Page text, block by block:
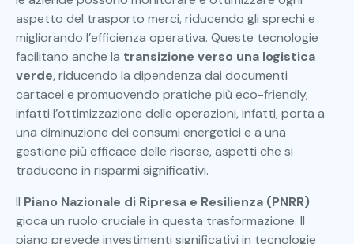
aspetto del trasporto merci, riducendo gli sprechi e
migliorando l’efficienza operativa. Queste tecnologie
facilitano anche la transizione verso una logistica
verde, riducendo la dipendenza dai documenti
cartacei e promuovendo pratiche più eco-friendly,
infatti l’ottimizzazione delle operazioni, infatti, porta a
una diminuzione dei consumi energetici e a una
gestione più efficace delle risorse, aspetti che si
traducono in risparmi significativi.
Il Piano Nazionale di Ripresa e Resilienza (PNRR)
gioca un ruolo cruciale in questa trasformazione. Il
piano prevede investimenti significativi in tecnologie